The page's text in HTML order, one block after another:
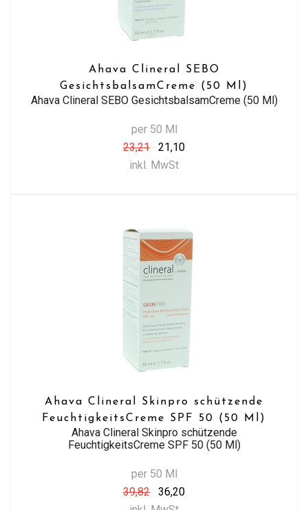
Ahava Clineral SEBO
GesichtsbalsamCreme (50 Ml)
Ahava Clineral SEBO GesichtsbalsamCreme (50 Ml)
per 50 Ml
23,21
21,10
inkl. MwSt
Ahava Clineral Skinpro schützende
FeuchtigkeitsCreme SPF 50 (50 Ml)
Ahava Clineral Skinpro schützende
FeuchtigkeitsCreme SPF 50 (50 Ml)
per 50 Ml
39,82
36,20